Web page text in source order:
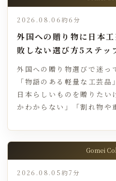
2026.08.06 約6分
外国への贈り物に日本
敗しない選び方5ステッ
外国への贈り物選びで迷っ
「物語のある軽量な工芸
日本らしいものを贈りたい
かわからない」「割れ物
Gomei
2026.08.05 約7分